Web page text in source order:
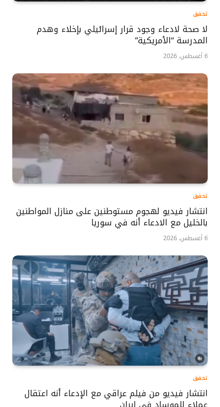
تحقق
لا صحة لادعاء وجود قرار إسرائيلي بإخلاء وهدم
المدرسة “الأمريكية”
6 أغسطس، 2026
تحقق
انتشار فيديو لهجوم مستوطنين على منازل المواطنين
بالخليل مع الادعاء أنه في سوريا
6 أغسطس، 2026
تحقق
انتشار فيديو من فيلم عراقي مع الإدعاء أنه اعتقال